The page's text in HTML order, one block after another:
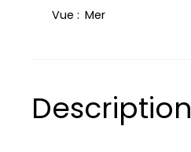
Vue : Mer
Description